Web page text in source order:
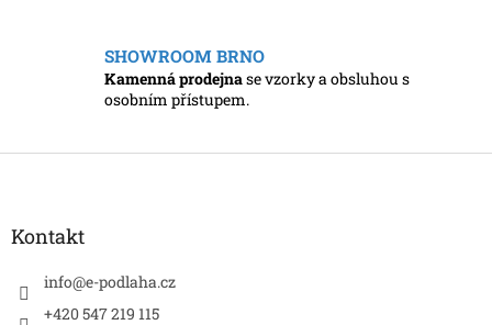
SHOWROOM BRNO
Kamenná prodejnase vzorky a obsluhou s
osobním přístupem.
Z
Kontakt
info@e-podlaha.cz
+420 547 219 115